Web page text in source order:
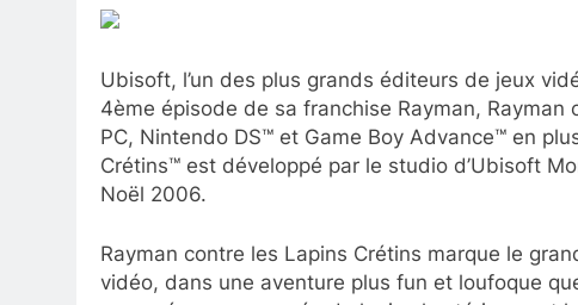
Ubisoft, l’un des plus grands éditeurs de jeux
4ème épisode de sa franchise Rayman,
PC, Nintendo DS™ et Game Boy Advance™ en
Crétins™ est développé par le studio d’Ubisoft
Noël 2006.
Rayman contre les Lapins Crétins marque le
vidéo, dans une aventure plus fun et loufoque